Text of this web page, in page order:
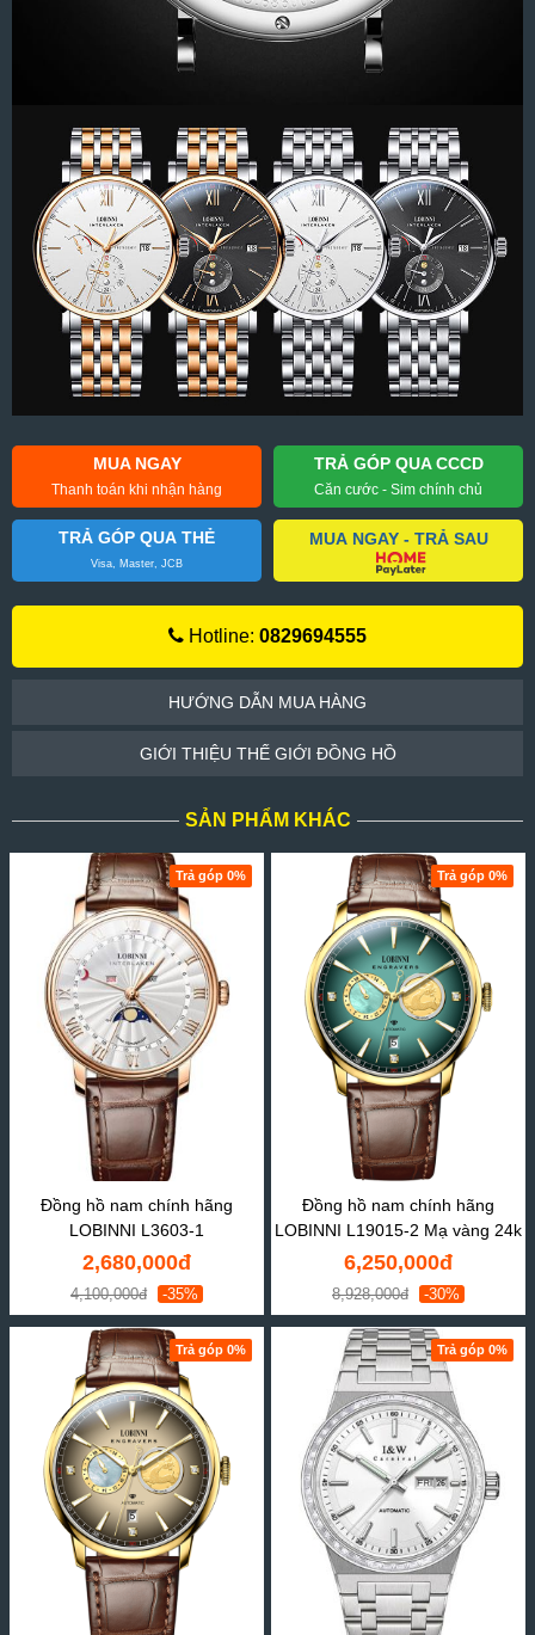
MUA NGAY
Thanh toán khi nhận hàng
TRẢ GÓP QUA CCCD
Căn cước - Sim chính chủ
TRẢ GÓP QUA THẺ
Visa, Master, JCB
MUA NGAY - TRẢ SAU
Hotline: 0829694555
HƯỚNG DẪN MUA HÀNG
GIỚI THIỆU THẾ GIỚI ĐỒNG HỒ
SẢN PHẨM KHÁC
Trả góp 0%
Đồng hồ nam chính hãng
LOBINNI L3603-1
2,680,000đ
4,100,000đ -35%
Trả góp 0%
Đồng hồ nam chính hãng
LOBINNI L19015-2 Mạ vàng 24k
6,250,000đ
8,928,000đ -30%
Trả góp 0% Trả góp 0%